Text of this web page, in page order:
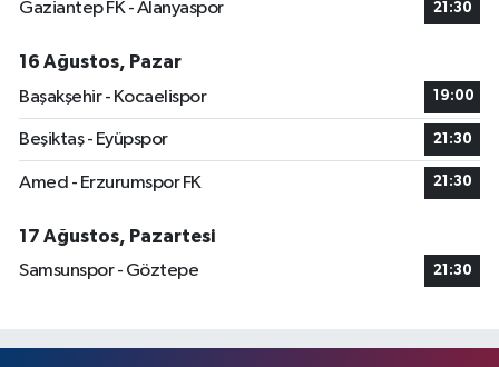
Gaziantep FK - Alanyaspor 21:30
16 Ağustos, Pazar
Başakşehir - Kocaelispor
19:00
Beşiktaş - Eyüpspor 21:30
Amed - Erzurumspor FK 21:30
17 Ağustos, Pazartesi
Samsunspor - Göztepe
21:30